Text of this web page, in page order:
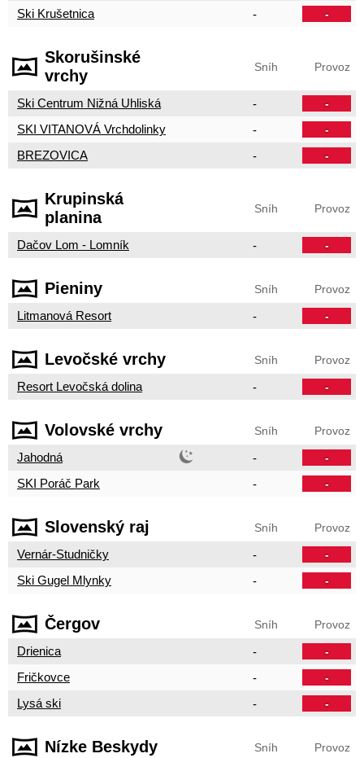
Ski Krušetnica - -
Skorušinské
vrchy
Sníh Provoz
Ski Centrum Nižná Uhliská - -
SKI VITANOVÁ Vrchdolinky - -
BREZOVICA - -
Krupinská
planina
Sníh Provoz
Dačov Lom - Lomník - -
Pieniny Sníh Provoz
Litmanová Resort - -
Levočské vrchy Sníh Provoz
Resort Levočská dolina - -
Volovské vrchy Sníh Provoz
Jahodná - -
SKI Poráč Park - -
Slovenský raj Sníh Provoz
Vernár-Studničky - -
Ski Gugel Mlynky - -
Čergov Sníh Provoz
Drienica - -
Fričkovce - -
Lysá ski - -
Nízke Beskydy Sníh Provoz